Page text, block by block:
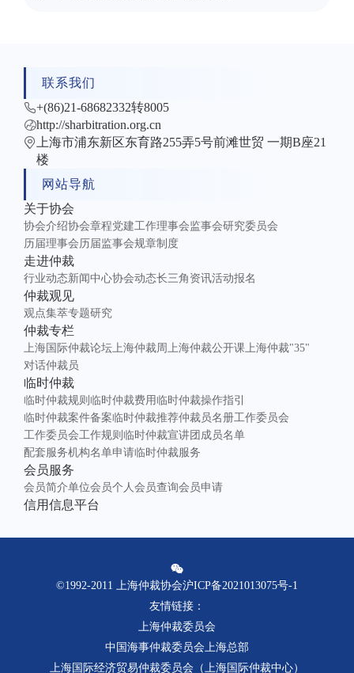
联系我们
+(86)21-68682332转8005
http://sharbitration.org.cn
上海市浦东新区东育路255弄5号前滩世贸 一期B座21
楼
网站导航
关于协会
协会介绍协会章程党建工作理事会监事会研究委员会
历届理事会 历届监事会规章制度
走进仲裁
行业动态新闻中心协会动态长三角资讯活动报名
仲裁观见
观点集萃专题研究
仲裁专栏
上海国际仲裁论坛 上海仲裁周 上海仲裁公开课 上海仲裁"35"
对话仲裁员
临时仲裁
临时仲裁规则 临时仲裁费用临时仲裁操作指引
临时仲裁案件备案临时仲裁推荐仲裁员名册工作委员会
工作委员会工作规则 临时仲裁宣讲团成员名单
配套服务机构名单申请临时仲裁服务
会员服务
会员简介单位会员个人会员查询会员申请
信用信息平台
©1992-2011 上海仲裁协会沪ICP备2021013075号-1
友情链接 ：
上海仲裁委员会
中国海事仲裁委员会上海总部
上海国际经济贸易仲裁委员会（上海国际仲裁中心）